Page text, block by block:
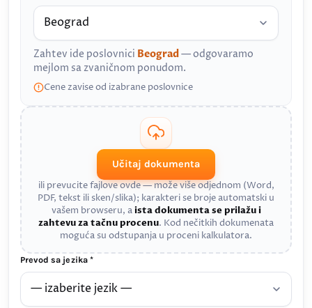
Zahtev ide poslovnici Beograd— odgovaramo
mejlom sa zvaničnom ponudom.
Cene zavise od izabrane poslovnice
Učitaj dokumenta
ili prevucite fajlove ovde — može više odjednom (Word,
PDF, tekst ili sken/slika); karakteri se broje automatski u
vašem browseru, aista dokumenta se prilažu i
zahtevu za tačnu procenu. Kod nečitkih dokumenata
moguća su odstupanja u proceni kalkulatora.
Prevod sa jezika *